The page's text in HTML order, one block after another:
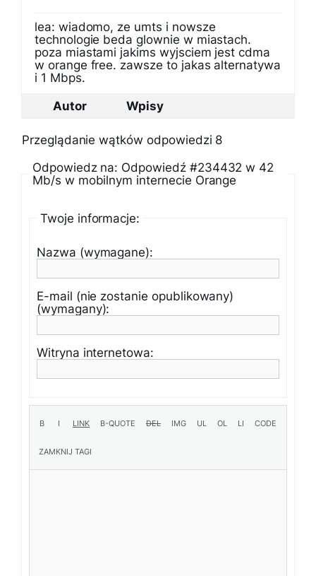
lea: wiadomo, ze umts i nowsze
technologie beda glownie w miastach.
poza miastami jakims wyjsciem jest cdma
w orange free. zawsze to jakas alternatywa
i 1 Mbps.
Autor
Wpisy
Przeglądanie wątków odpowiedzi 8
Odpowiedz na: Odpowiedź #234432 w 42
Mb/s w mobilnym internecie Orange
Twoje informacje:
Nazwa (wymagane):
E-mail (nie zostanie opublikowany)
(wymagany):
Witryna internetowa: